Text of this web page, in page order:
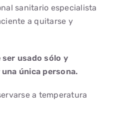
sanitario especialista
a quitarse y
usado sólo y
única persona.
a temperatura